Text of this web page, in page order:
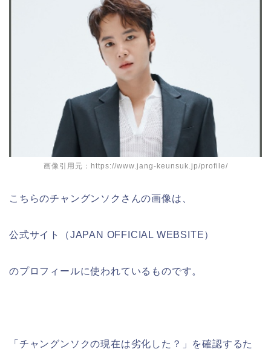
画像引用元：https://www.jang-keunsuk.jp/profile/
こちらのチャングンソクさんの画像は、
公式サイト（JAPAN OFFICIAL WEBSITE）
のプロフィールに使われているものです。
「チャングンソクの現在は劣化した？」を確認するた